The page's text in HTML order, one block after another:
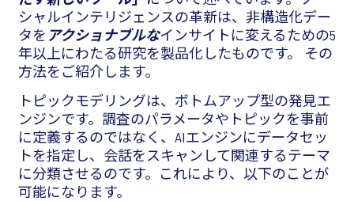
シャルインテリジェンスの革新は、非構造化デー
タを アクショナブルなインサイトに変えるための5
年以上にわたる研究を製品化したものです。 その
方法をご紹介します。
トピックモデリングは、ボトムアップ型の発見エ
ンジンです。調査のパラメータやトピックを事前
に定義するのではなく、AIエンジンにデータセッ
トを指定し、会話をスキャンして関連するテーマ
に分類させるのです。これにより、以下のことが
可能になります。